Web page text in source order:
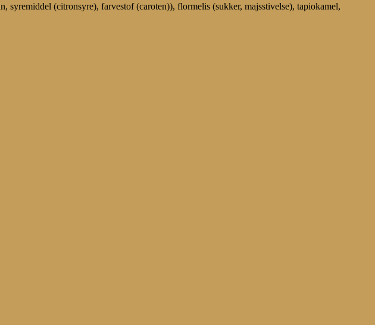
syremiddel (citronsyre), farvestof (caroten)), flormelis (sukker, majsstivelse), tapiokamel,